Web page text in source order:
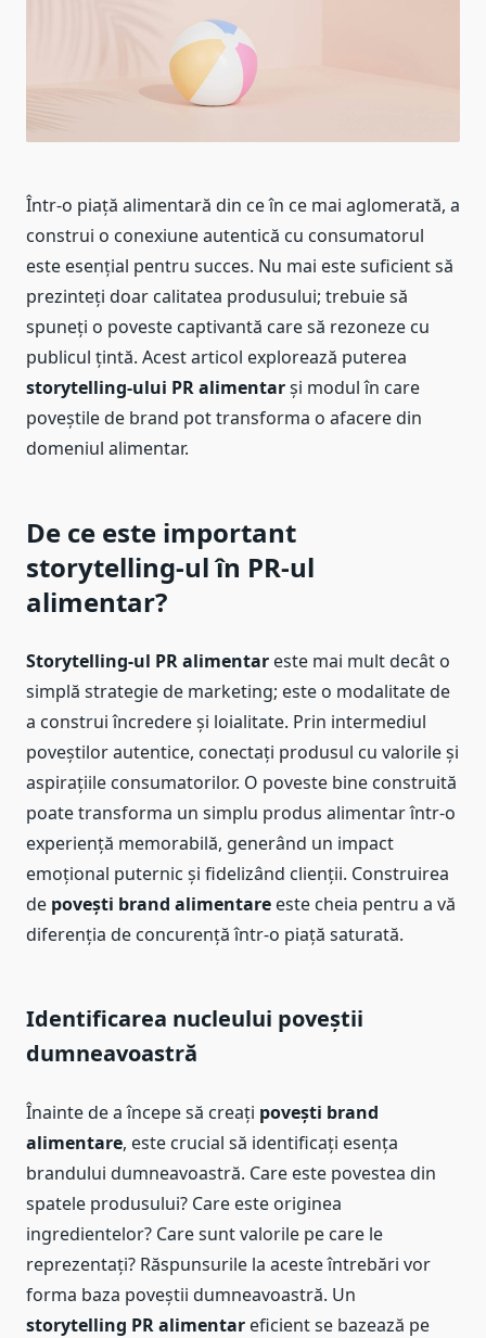
Într-o piață alimentară din ce în ce mai aglomerată, a
construi o conexiune autentică cu consumatorul
este esențial pentru succes. Nu mai este suficient să
prezinteți doar calitatea produsului; trebuie să
spuneți o poveste captivantă care să rezoneze cu
publicul țintă. Acest articol explorează puterea
storytelling-ului PR alimentarși modul în care
poveștile de brand pot transforma o afacere din
domeniul alimentar.
De ce este important
storytelling-ul în PR-ul
alimentar?
Storytelling-ul PR alimentar este mai mult decât o
simplă strategie de marketing; este o modalitate de
a construi încredere și loialitate. Prin intermediul
poveștilor autentice, conectați produsul cu valorile și
aspirațiile consumatorilor. O poveste bine construită
poate transforma un simplu produs alimentar într-o
experiență memorabilă, generând un impact
emoțional puternic și fidelizând clienții. Construirea
de povești brand alimentare este cheia pentru a vă
diferenția de concurență într-o piață saturată.
Identificarea nucleului poveștii
dumneavoastră
Înainte de a începe să creați povești brand
alimentare, este crucial să identificați esența
brandului dumneavoastră. Care este povestea din
spatele produsului? Care este originea
ingredientelor? Care sunt valorile pe care le
reprezentați? Răspunsurile la aceste întrebări vor
forma baza poveștii dumneavoastră. Un
storytelling PR alimentar eficient se bazează pe